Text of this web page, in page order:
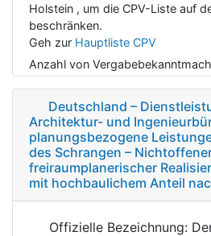
Holstein , um die CPV-Liste auf
beschränken.
Geh zur Hauptliste CPV
Anzahl von
Deutschland –
Architektur- und
planungsbezogene
des Schrangen –
freiraumplanerischer
mit hochbaulichem Anteil
Offizielle Bezeichnung: